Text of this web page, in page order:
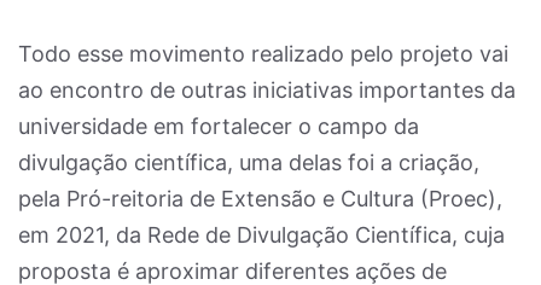
Todo esse movimento realizado pelo projeto vai
ao encontro de outras iniciativas importantes da
universidade em fortalecer o campo da
divulgação científica, uma delas foi a criação,
pela Pró-reitoria de Extensão e Cultura (Proec),
em 2021, da Rede de Divulgação Científica, cuja
proposta é aproximar diferentes ações de